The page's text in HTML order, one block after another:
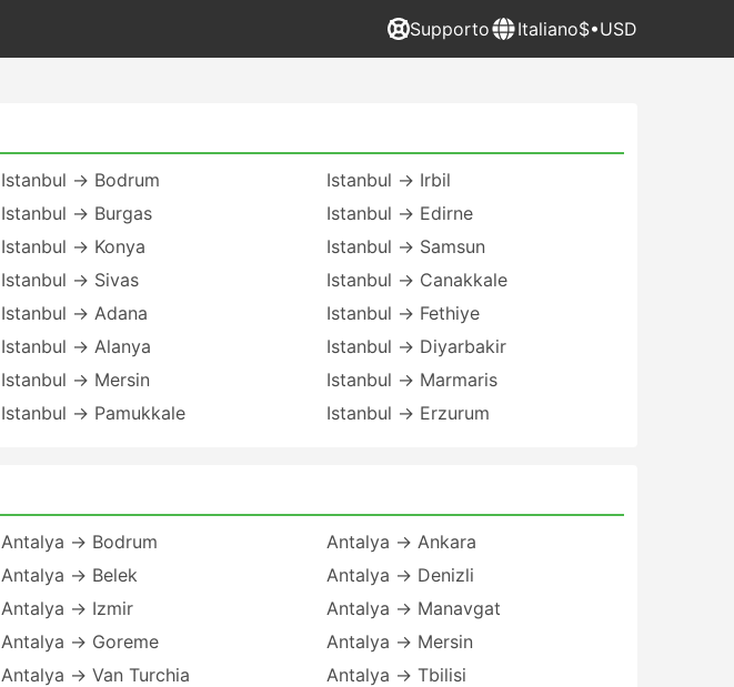
Supporto Italiano$•USD
Istanbul → Bodrum
Istanbul → Burgas
Istanbul → Konya
Istanbul → Sivas
Istanbul → Adana
Istanbul → Alanya
Istanbul → Mersin
Istanbul → Pamukkale
Istanbul → Irbil
Istanbul → Edirne
Istanbul → Samsun
Istanbul → Canakkale
Istanbul → Fethiye
Istanbul → Diyarbakir
Istanbul → Marmaris
Istanbul → Erzurum
Antalya → Bodrum
Antalya → Belek
Antalya → Izmir
Antalya → Goreme
Antalya → Van Turchia
Antalya → Ankara
Antalya → Denizli
Antalya → Manavgat
Antalya → Mersin
Antalya → Tbilisi